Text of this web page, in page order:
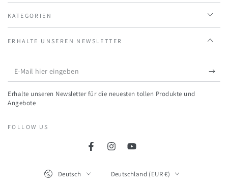
KATEGORIEN
ERHALTE UNSEREN NEWSLETTER
E-
Mail
hier
Erhalte unseren Newsletter für die neuesten tollen Produkte und
Angebote
FOLLOW US
FacebookInstagramYouTube
Deutsch Deutschland (EUR €)